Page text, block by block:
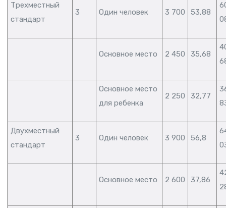
Трехместный
стандарт
3 Один человек 3 700 53,88
Основное место 2 450 35,68
Основное место
для ребенка
2 250 32,77
Двухместный
стандарт
3 Один человек 3 900 56,8
Основное место 2 600 37,86